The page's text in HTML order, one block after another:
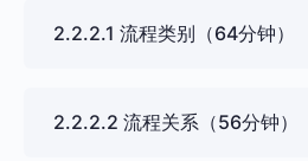
2.2.2.1 流程类别（64分钟）
2.2.2.2 流程关系（56分钟）